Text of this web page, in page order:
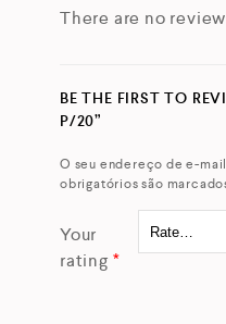
There are no
BE THE FIRST TO
P/20”
O seu endereço de e-
obrigatórios são
Your
rating *